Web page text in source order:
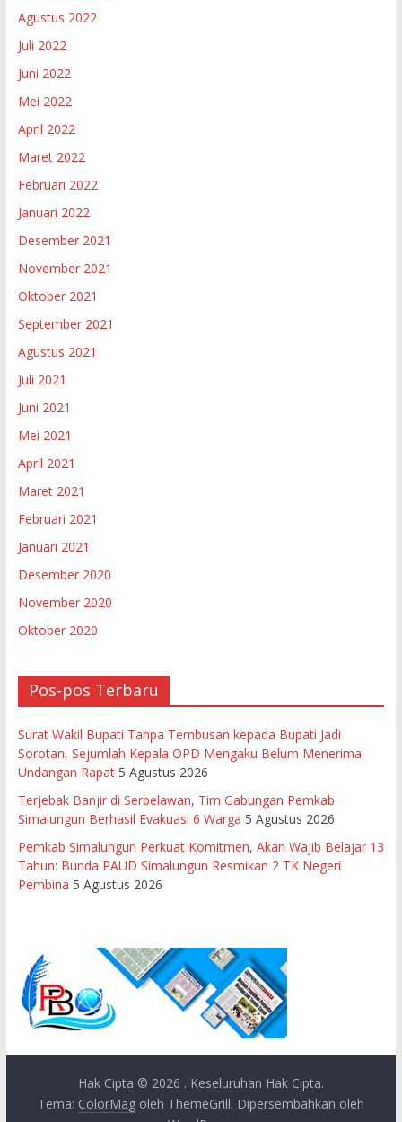
Agustus 2022
Juli 2022
Juni 2022
Mei 2022
April 2022
Maret 2022
Februari 2022
Januari 2022
Desember 2021
November 2021
Oktober 2021
September 2021
Agustus 2021
Juli 2021
Juni 2021
Mei 2021
April 2021
Maret 2021
Februari 2021
Januari 2021
Desember 2020
November 2020
Oktober 2020
Pos-pos Terbaru
Surat Wakil Bupati Tanpa Tembusan kepada Bupati Jadi
Sorotan, Sejumlah Kepala OPD Mengaku Belum Menerima
Undangan Rapat 5 Agustus 2026
Terjebak Banjir di Serbelawan, Tim Gabungan Pemkab
Simalungun Berhasil Evakuasi 6 Warga 5 Agustus 2026
Pemkab Simalungun Perkuat Komitmen, Akan Wajib Belajar 13
Tahun: Bunda PAUD Simalungun Resmikan 2 TK Negeri
Pembina 5 Agustus 2026
Hak Cipta © 2026 . Keseluruhan Hak Cipta.
Tema: ColorMagoleh ThemeGrill. Dipersembahkan oleh